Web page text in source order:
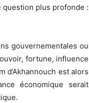
plus profonde :
gouvernementales ou
fortune, influence
d’Akhannouch est alors
économique serait